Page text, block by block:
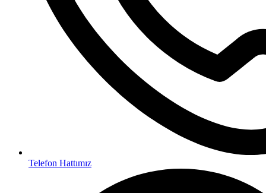
Telefon Hattımız